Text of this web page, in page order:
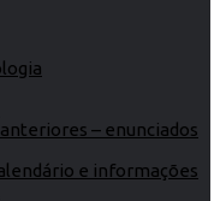
– enunciados
e informações